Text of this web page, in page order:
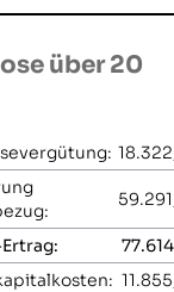
über 20